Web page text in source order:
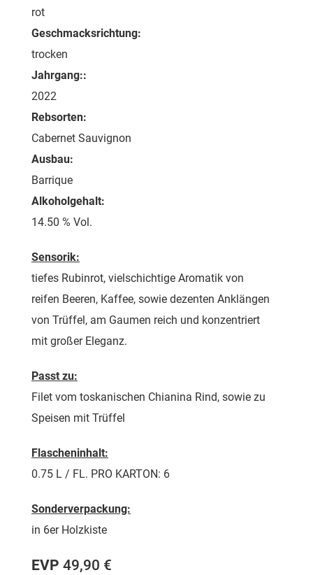
rot
Geschmacksrichtung:
trocken
Jahrgang::
2022
Rebsorten:
Cabernet Sauvignon
Ausbau:
Barrique
Alkoholgehalt:
14.50 % Vol.
Sensorik:
tiefes Rubinrot, vielschichtige Aromatik von
reifen Beeren, Kaffee, sowie dezenten Anklängen
von Trüffel, am Gaumen reich und konzentriert
mit großer Eleganz.
Passt zu:
Filet vom toskanischen Chianina Rind, sowie zu
Speisen mit Trüffel
Flascheninhalt:
0.75 L / FL. PRO KARTON: 6
Sonderverpackung:
in 6er Holzkiste
EVP 49,90 €